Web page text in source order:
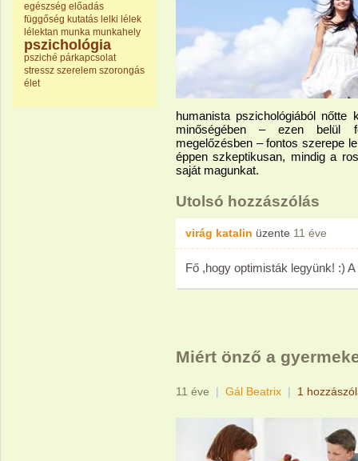
egészség előadás
függőség kutatás lelki lélek
lélektan munka munkahely
pszichológia
psziché párkapcsolat
stressz szerelem szorongás
élet
humanista pszichológiából
minőségében – ezen belül
megelőzésben – fontos szerepe
éppen szkeptikusan, mindig a
saját magunkat.
Utolsó hozzászólás
virág katalin üzente 11 éve
Fő ,hogy optimisták legyünk! :)
Miért önző a
11 éve | Gál Beatrix | 1